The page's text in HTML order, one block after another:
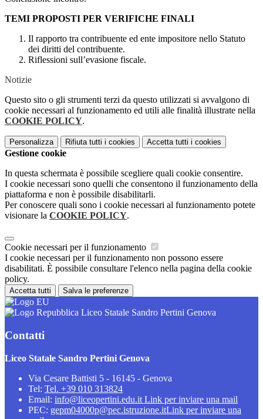
TEMI PROPOSTI PER VERIFICHE FINALI
Il rapporto tra contribuente ed ente impositore nello Statuto
dei diritti del contribuente.
Riflessioni sull’evasione fiscale.
Notizie
Questo sito o gli strumenti terzi da questo utilizzati si avvalgono di
cookie necessari al funzionamento ed utili alle finalità illustrate nella
COOKIE POLICY.
Personalizza Rifiuta tutti i cookies Accetta tutti i cookies
Gestione cookie
In questa schermata è possibile scegliere quali cookie consentire.
I cookie necessari sono quelli che consentono il funzionamento della
piattaforma e non è possibile disabilitarli.
Per conoscere quali sono i cookie necessari al funzionamento potete
visionare la COOKIE POLICY.
Cookie necessari per il funzionamento
I cookie necessari per il funzionamento non possono essere
disabilitati. È possibile consultare l'elenco nella pagina della cookie
policy.
Accetta tutti Salva le preferenze
Liceo Statale Sandro Pertini Genova
Contatti
Liceo Statale Sandro Pertini Genova
Via Cesare Battisti 5 - 16145 - Genova
Tel: Tel. +39 010 313824
Email: info@liceopertini.edu.it Link per inviare una mail
PEC: gepm04000p@pec.istruzione.itLink per inviare una